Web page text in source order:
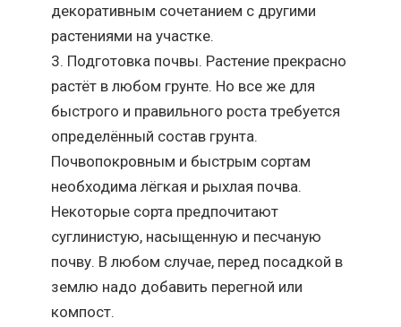
декоративным сочетанием с другими
растениями на участке.
Подготовка почвы. Растение прекрасно
растёт в любом грунте. Но все же для
быстрого и правильного роста требуется
определённый состав грунта.
Почвопокровным и быстрым сортам
необходима лёгкая и рыхлая почва.
Некоторые сорта предпочитают
суглинистую, насыщенную и песчаную
почву. В любом случае, перед посадкой в
землю надо добавить перегной или
компост.